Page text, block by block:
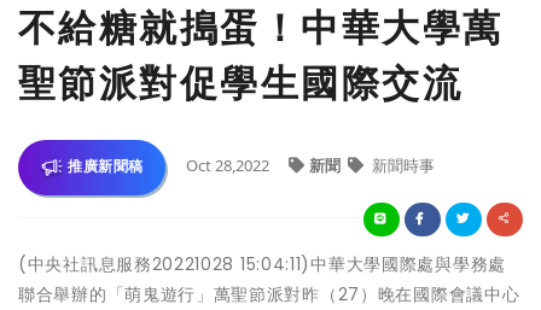
不給糖就搗蛋！中華大學萬
聖節派對促學生國際交流
推廣新聞稿 Oct 28,2022 新聞 新聞時事
(中央社訊息服務20221028 15:04:11)中華大學國際處與學務處
聯合舉辦的「萌鬼遊行」萬聖節派對昨（27）晚在國際會議中心